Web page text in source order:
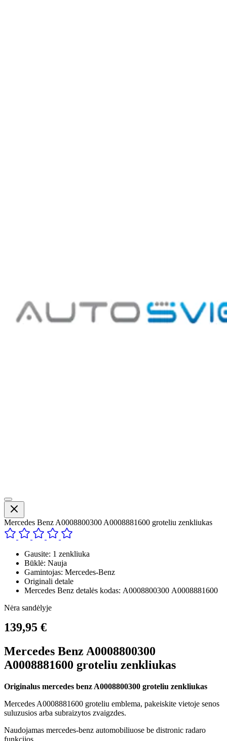
Mercedes Benz A0008800300 A0008881600 groteliu zenkliukas
Gausite: 1 zenkliuka
Būklė: Nauja
Gamintojas: Mercedes-Benz
Originali detale
Mercedes Benz detalės kodas: A0008800300 A0008881600
Nėra sandėlyje
139,95 €
Mercedes Benz A0008800300
A0008881600 groteliu zenkliukas
Originalus mercedes benz A0008800300 groteliu zenkliukas
Mercedes A0008881600 groteliu emblema, pakeiskite vietoje senos
suluzusios arba subraizytos zvaigzdes.
Naudojamas mercedes-benz automobiliuose be distronic radaro
funkcijos.